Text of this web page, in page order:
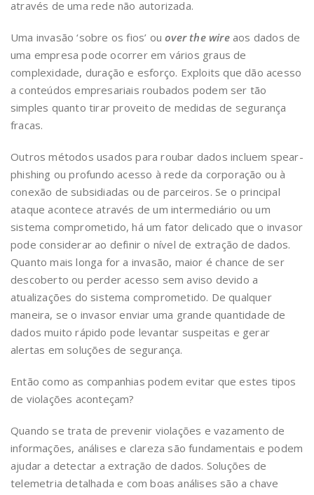
através de uma rede não autorizada.
Uma invasão ‘sobre os fios’ ouover the wireaos dados de
uma empresa pode ocorrer em vários graus de
complexidade, duração e esforço. Exploits que dão acesso
a conteúdos empresariais roubados podem ser tão
simples quanto tirar proveito de medidas de segurança
fracas.
Outros métodos usados para roubar dados incluem spear-
phishing ou profundo acesso à rede da corporação ou à
conexão de subsidiadas ou de parceiros. Se o principal
ataque acontece através de um intermediário ou um
sistema comprometido, há um fator delicado que o invasor
pode considerar ao definir o nível de extração de dados.
Quanto mais longa for a invasão, maior é chance de ser
descoberto ou perder acesso sem aviso devido a
atualizações do sistema comprometido. De qualquer
maneira, se o invasor enviar uma grande quantidade de
dados muito rápido pode levantar suspeitas e gerar
alertas em soluções de segurança.
Então como as companhias podem evitar que estes tipos
de violações aconteçam?
Quando se trata de prevenir violações e vazamento de
informações, análises e clareza são fundamentais e podem
ajudar a detectar a extração de dados. Soluções de
telemetria detalhada e com boas análises são a chave